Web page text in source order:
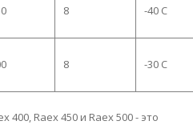
8 -40 C
8 -30 C
400, Raex 450 и Raex 500 - это